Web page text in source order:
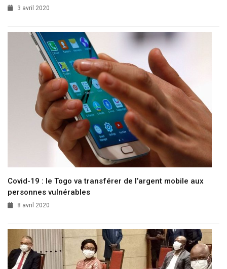
3 avril 2020
Covid-19 : le Togo va transférer de l’argent mobile aux
personnes vulnérables
8 avril 2020